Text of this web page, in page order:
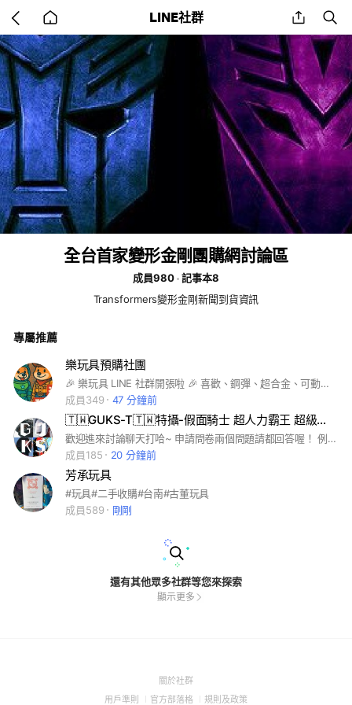
back
to
home
LINE社群 share
全台首家變形金剛團購網討論區
成員980
記事本8
Transformers變形金剛新聞到貨資訊
專屬推薦
樂玩具預購社團
🎉 樂玩具 LINE 社群開張啦 🎉 喜歡、鋼彈、超合金、可動人形、哥吉拉預購通通都在這裡！ 一起聊、一起回憶童年 🔥 掃描下方QR Code馬上加入 📦【每天更新】預購品速報、到貨通知 🧸【限定活動】社群專屬優惠 📣【即時互動】你問我答，入坑不迷路
成員349
47 分鐘前
🇹🇼GUKS-T🇹🇼特攝-假面騎士 超人力霸王 超級戰隊-討論區
歡迎進來討論聊天打哈~ 申請問卷兩個問題請都回答喔！ 例： Q1，我喜歡Eternal ! Q2，想跟全宇宙的人做朋友！
成員185
20 分鐘前
芳承玩具
#玩具#二手收購#台南#古董玩具
成員589
剛剛
還有其他眾多社群等您來探索
顯示更多
關於社群(Open
用戶準則 (Open
官方部落格 (Open
規則及政策(Open